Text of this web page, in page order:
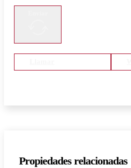
Propiedades relacionadas